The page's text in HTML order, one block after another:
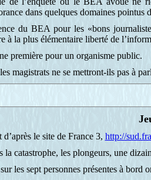
dans quelques domaines pointus
du BEA pour les «bons
à la plus élémentaire liberté de
première pour un organisme public.
magistrats ne se mettront-ils pas à
le site de France 3, http://
la catastrophe, les plongeurs, une
les sept personnes présentes à bord